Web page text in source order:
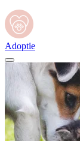
Adoptie